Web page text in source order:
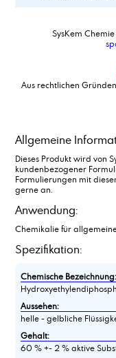
SysKem
Aus rechtlichen
Allgemeine
Dieses Produkt wird von
kundenbezogener
Formulierungen mit
gerne an.
Anwendung:
Chemikalie für
Spezifikation:
Chemische Bezeichnung:
Aussehen:
helle - gelbliche
Gehalt:
60 % +- 2 % aktive